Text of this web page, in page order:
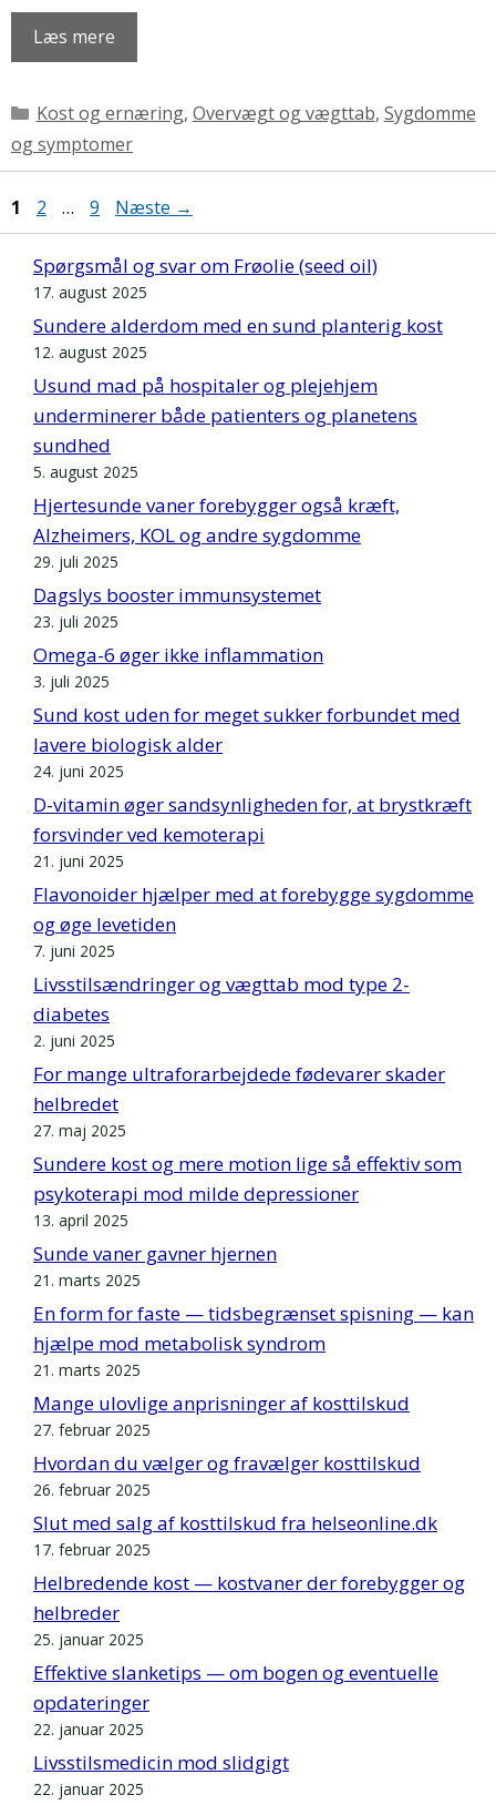
Læs mere
Kategorier
Kost og ernæring, Overvægt og vægttab, Sygdomme
og symptomer
Side
1 Side
2 … Side
9 Næste →
Spørgsmål og svar om Frøolie (seed oil)
17. august 2025
Sundere alderdom med en sund planterig kost
12. august 2025
Usund mad på hospitaler og plejehjem
underminerer både patienters og planetens
sundhed
5. august 2025
Hjertesunde vaner forebygger også kræft,
Alzheimers, KOL og andre sygdomme
29. juli 2025
Dagslys booster immunsystemet
23. juli 2025
Omega-6 øger ikke inflammation
3. juli 2025
Sund kost uden for meget sukker forbundet med
lavere biologisk alder
24. juni 2025
D-vitamin øger sandsynligheden for, at brystkræft
forsvinder ved kemoterapi
21. juni 2025
Flavonoider hjælper med at forebygge sygdomme
og øge levetiden
7. juni 2025
Livsstilsændringer og vægttab mod type 2-
diabetes
2. juni 2025
For mange ultraforarbejdede fødevarer skader
helbredet
27. maj 2025
Sundere kost og mere motion lige så effektiv som
psykoterapi mod milde depressioner
13. april 2025
Sunde vaner gavner hjernen
21. marts 2025
En form for faste — tidsbegrænset spisning — kan
hjælpe mod metabolisk syndrom
21. marts 2025
Mange ulovlige anprisninger af kosttilskud
27. februar 2025
Hvordan du vælger og fravælger kosttilskud
26. februar 2025
Slut med salg af kosttilskud fra helseonline.dk
17. februar 2025
Helbredende kost — kostvaner der forebygger og
helbreder
25. januar 2025
Effektive slanketips — om bogen og eventuelle
opdateringer
22. januar 2025
Livsstilsmedicin mod slidgigt
22. januar 2025